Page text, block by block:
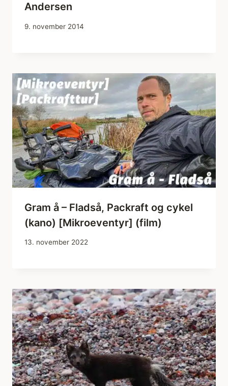
Andersen
9. november 2014
Gram å – Fladså, Packraft og cykel
(kano) [Mikroeventyr] (film)
13. november 2022